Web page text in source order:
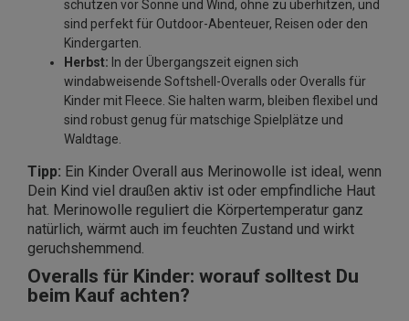
schützen vor Sonne und Wind, ohne zu überhitzen, und
sind perfekt für Outdoor-Abenteuer, Reisen oder den
Kindergarten.
Herbst: In der Übergangszeit eignen sich
windabweisende Softshell-Overalls oder Overalls für
Kinder mit Fleece. Sie halten warm, bleiben flexibel und
sind robust genug für matschige Spielplätze und
Waldtage.
Tipp: Ein Kinder Overall aus Merinowolle ist ideal, wenn
Dein Kind viel draußen aktiv ist oder empfindliche Haut
hat. Merinowolle reguliert die Körpertemperatur ganz
natürlich, wärmt auch im feuchten Zustand und wirkt
geruchshemmend.
Overalls für Kinder: worauf solltest Du
beim Kauf achten?